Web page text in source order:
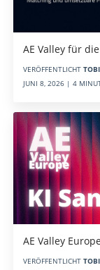
AE Valley für
VERÖFFENTLICHT
JUNI 8, 2026 | 4
AE Valley
VERÖFFENTLICHT